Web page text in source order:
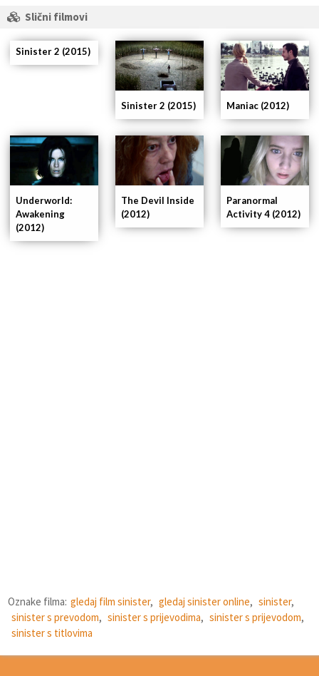
Slični filmovi
Sinister 2 (2015)
Sinister 2 (2015)
Paranormal
Activity 4 (2012)
The Devil Inside
(2012)
Underworld:
Awakening
(2012)
Maniac (2012)
Oznake filma: gledaj film sinister, gledaj sinister online, sinister,
sinister s prevodom, sinister s prijevodima, sinister s prijevodom,
sinister s titlovima